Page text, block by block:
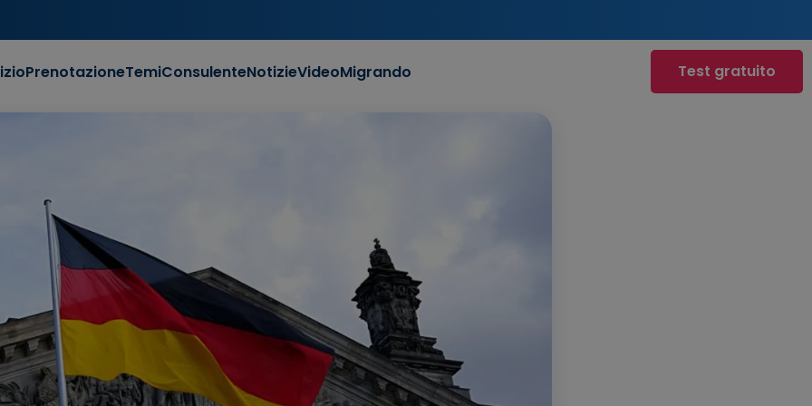
PrenotazioneTemiConsulenteNotizieVideoMigrando Test gratuito